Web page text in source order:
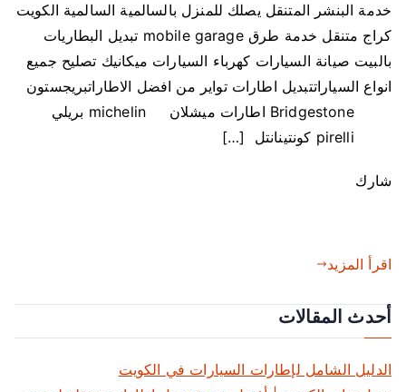
خدمة البنشر المتنقل يصلك للمنزل بالسالمية السالمية الكويت
كراج متنقل خدمة طرق mobile garage تبديل البطاريات
بالبيت صيانة السيارات كهرباء السيارات ميكانيك تصليح جميع
انواع السياراتتبديل اطارات تواير من افضل الاطاراتبريجستون
Bridgestone اطارات ميشلان michelin بريلي
شارك
اقرأ المزيد
أحدث المقالات
الدليل الشامل لإطارات السيارات في الكويت